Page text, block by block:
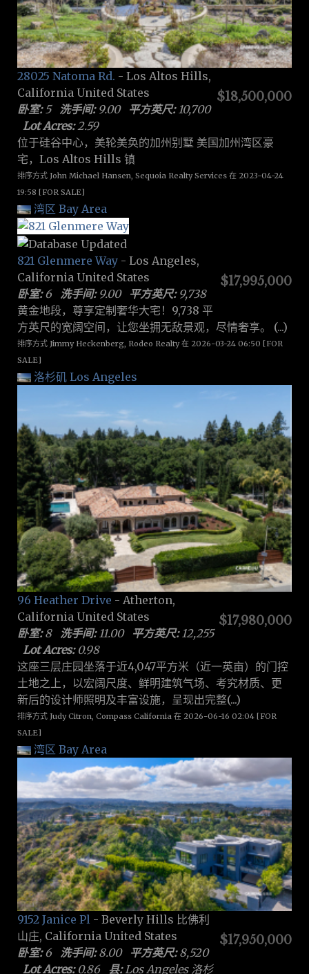
$18,500,000
28025 Natoma Rd. - Los Altos Hills,
California United States
卧室:5 洗手间:9.00 平方英尺:10,700
Lot Acres:2.59
位于硅谷中心，美轮美奂的加州别墅 美国加州湾区豪
宅，Los Altos Hills 镇
排序方式 John Michael Hansen, Sequoia Realty Services 在 2023-04-24
19:58 [FOR SALE]
湾区 Bay Area
$17,995,000
821 Glenmere Way - Los Angeles,
California United States
卧室:6 洗手间:9.00 平方英尺:9,738
黄金地段，尊享定制奢华大宅！9,738 平
方英尺的宽阔空间，让您坐拥无敌景观，尽情奢享。 (...)
排序方式 Jimmy Heckenberg, Rodeo Realty 在 2026-03-24 06:50 [FOR
SALE]
洛杉矶 Los Angeles
$17,980,000
96 Heather Drive - Atherton,
California United States
卧室:8 洗手间:11.00 平方英尺:12,255
Lot Acres:0.98
这座三层庄园坐落于近4,047平方米（近一英亩）的门控
土地之上，以宏阔尺度、鲜明建筑气场、考究材质、更
新后的设计师照明及丰富设施，呈现出完整(...)
排序方式 Judy Citron, Compass California 在 2026-06-16 02:04 [FOR
SALE]
湾区 Bay Area
$17,950,000
9152 Janice Pl - Beverly Hills 比佛利
山庄, California United States
卧室:6 洗手间:8.00 平方英尺:8,520
Lot Acres:0.86 县:Los Angeles 洛杉